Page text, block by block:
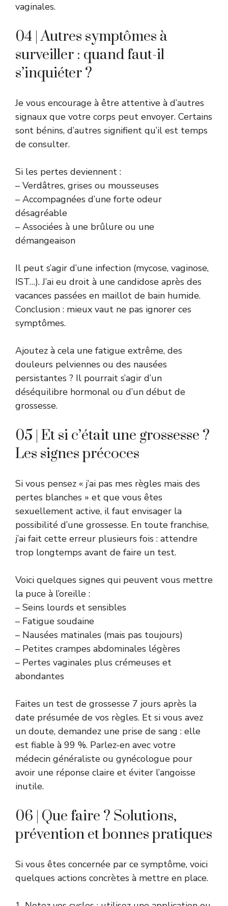
vaginales.
04 | Autres symptômes à
surveiller : quand faut-il
s’inquiéter ?
Je vous encourage à être attentive à d’autres
signaux que votre corps peut envoyer. Certains
sont bénins, d’autres signifient qu’il est temps
de consulter.
Si les pertes deviennent :
– Verdâtres, grises ou mousseuses
– Accompagnées d’une forte odeur
désagréable
– Associées à une brûlure ou une
démangeaison
Il peut s’agir d’une infection (mycose, vaginose,
IST…). J’ai eu droit à une candidose après des
vacances passées en maillot de bain humide.
Conclusion : mieux vaut ne pas ignorer ces
symptômes.
Ajoutez à cela une fatigue extrême, des
douleurs pelviennes ou des nausées
persistantes ? Il pourrait s’agir d’un
déséquilibre hormonal ou d’un début de
grossesse.
05 | Et si c’était une grossesse ?
Les signes précoces
Si vous pensez « j’ai pas mes règles mais des
pertes blanches » et que vous êtes
sexuellement active, il faut envisager la
possibilité d’une grossesse. En toute franchise,
j’ai fait cette erreur plusieurs fois : attendre
trop longtemps avant de faire un test.
Voici quelques signes qui peuvent vous mettre
la puce à l’oreille :
– Seins lourds et sensibles
– Fatigue soudaine
– Nausées matinales (mais pas toujours)
– Petites crampes abdominales légères
– Pertes vaginales plus crémeuses et
abondantes
Faites un test de grossesse 7 jours après la
date présumée de vos règles. Et si vous avez
un doute, demandez une prise de sang : elle
est fiable à 99 %. Parlez-en avec votre
médecin généraliste ou gynécologue pour
avoir une réponse claire et éviter l’angoisse
inutile.
06 | Que faire ? Solutions,
prévention et bonnes pratiques
Si vous êtes concernée par ce symptôme, voici
quelques actions concrètes à mettre en place.